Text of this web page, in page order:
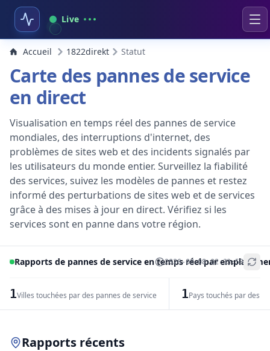
Live
Accueil 1822direkt Statut
Carte des pannes de service
en direct
Visualisation en temps réel des pannes de service
mondiales, des interruptions d'internet, des
problèmes de sites web et des incidents signalés par
les utilisateurs du monde entier. Surveillez la fiabilité
des services, suivez les modèles de pannes et restez
informé des perturbations de sites web et de services
grâce à des mises à jour en direct. Vérifiez si les
services sont en panne dans votre région.
Rapports de pannes de service en temps réel par
2026-08-08 02:33:53
1Villes touchées par des pannes de service 1Pays touchés par des
+
Rapports récents